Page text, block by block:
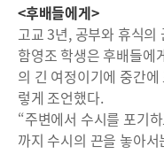
<후배들에게>
고교 3년, 공부와 휴식의
함영조 학생은 후배들에
의 긴 여정이기에 중간
렇게 조언했다.
“주변에서 수시를 포기
까지 수시의 끈을 놓아